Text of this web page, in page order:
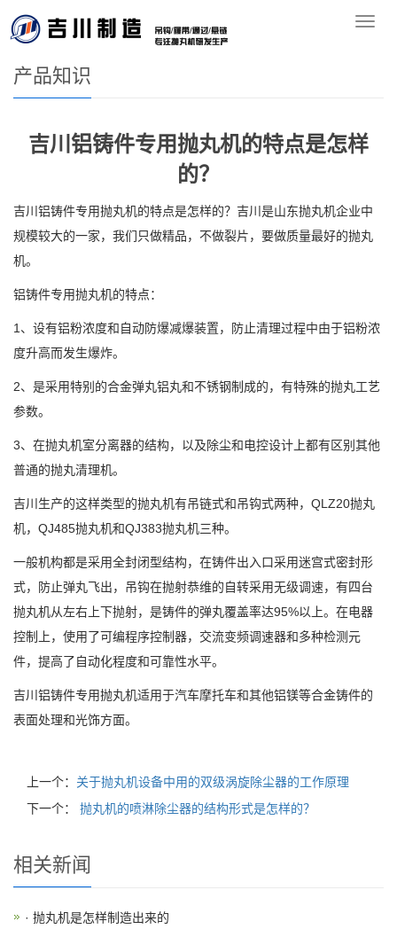
导
您的位置：首页>>产品知识
产品知识
吉川铝铸件专用抛丸机的特点是怎样
的？
吉川铝铸件专用抛丸机的特点是怎样的？吉川是山东抛丸机企业中
规模较大的一家，我们只做精品，不做裂片，要做质量最好的抛丸
机。
铝铸件专用抛丸机的特点：
1、设有铝粉浓度和自动防爆减爆装置，防止清理过程中由于铝粉浓
度升高而发生爆炸。
2、是采用特别的合金弹丸铝丸和不锈钢制成的，有特殊的抛丸工艺
参数。
3、在抛丸机室分离器的结构，以及除尘和电控设计上都有区别其他
普通的抛丸清理机。
吉川生产的这样类型的抛丸机有吊链式和吊钩式两种，QLZ20抛丸
机，QJ485抛丸机和QJ383抛丸机三种。
一般机构都是采用全封闭型结构，在铸件出入口采用迷宫式密封形
式，防止弹丸飞出，吊钩在抛射恭维的自转采用无级调速，有四台
抛丸机从左右上下抛射，是铸件的弹丸覆盖率达95%以上。在电器
控制上，使用了可编程序控制器，交流变频调速器和多种检测元
件，提高了自动化程度和可靠性水平。
吉川铝铸件专用抛丸机适用于汽车摩托车和其他铝镁等合金铸件的
表面处理和光饰方面。
上一个： 关于抛丸机设备中用的双级涡旋除尘器的工作原理
下一个：
抛丸机的喷淋除尘器的结构形式是怎样的？
相关新闻
· 抛丸机是怎样制造出来的